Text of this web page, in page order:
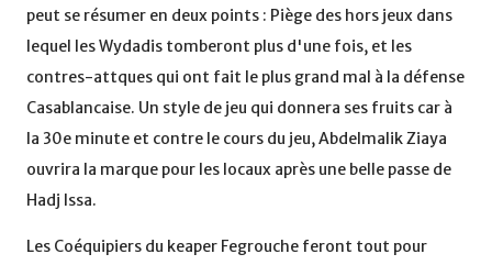
peut se résumer en deux points : Piège des hors jeux dans
lequel les Wydadis tomberont plus d'une fois, et les
contres-attques qui ont fait le plus grand mal à la défense
Casablancaise. Un style de jeu qui donnera ses fruits car à
la 30e minute et contre le cours du jeu, Abdelmalik Ziaya
ouvrira la marque pour les locaux après une belle passe de
Hadj Issa.
Les Coéquipiers du keaper Fegrouche feront tout pour